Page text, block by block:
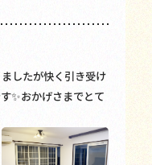
したが快く引き受け
✨おかげさまでとて